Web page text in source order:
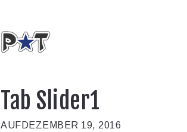
Tab Slider1
AUFDEZEMBER 19, 2016